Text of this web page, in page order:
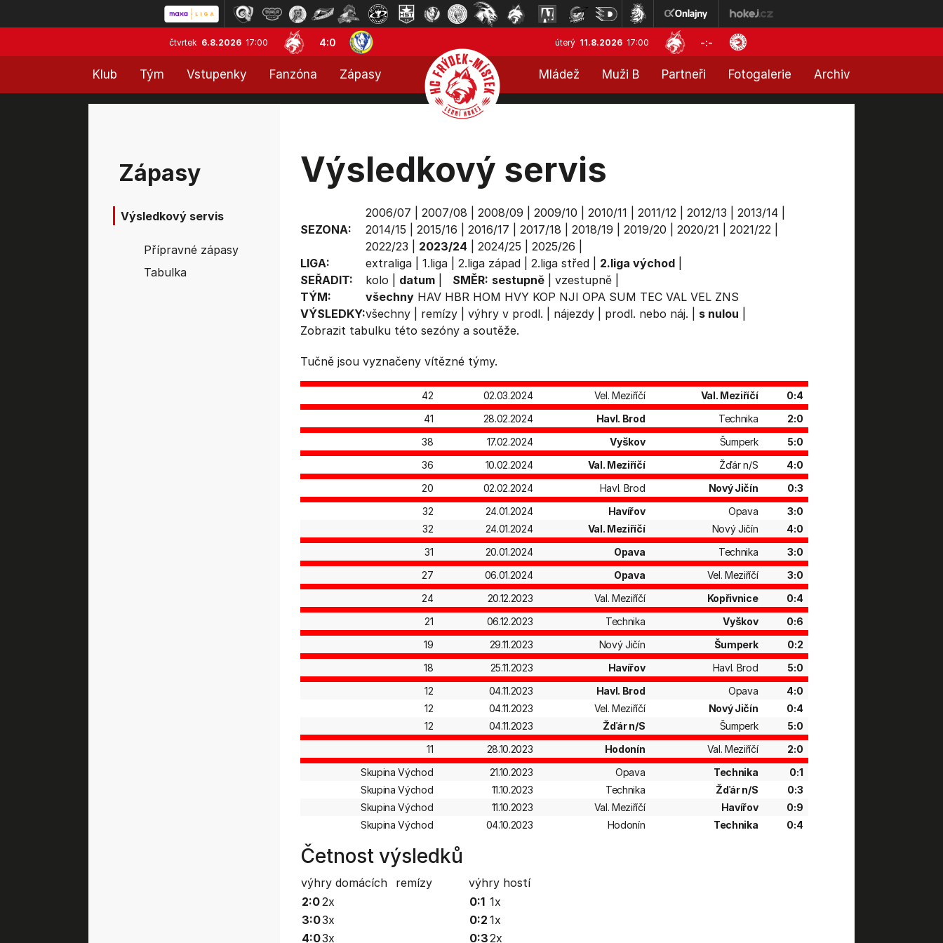
čtvrtek 6.8.2026 17:00 4:0 úterý 11.8.2026 17:00 -:-
Klub Tým Vstupenky Fanzóna Zápasy Mládež Muži B Partneři Fotogalerie Archiv
Zápasy
Výsledkový servis
Přípravné zápasy
Tabulka
Výsledkový servis
SEZONA:
2006/07 2007/08 2008/09 2009/10 2010/11 2011/12| 2012/13 2013/14
2014/15
2015/16 2016/17 2017/18 2018/19 2019/20 2020/21 2021/22|
2022/23
2023/24 2024/25 2025/26
LIGA:
extraliga| 1.liga| 2.liga západ| 2.liga střed| 2.liga východ|
SEŘADIT:
kolo datum| SMĚR: sestupně| vzestupně|
TÝM:
všechny HAV HBR HOM HVY KOP NJI OPA SUM TEC VAL VEL ZNS
VÝSLEDKY:všechny| remízy| výhry v prodl. nájezdy| prodl. nebo náj. s nulou
Zobrazit tabulkutéto sezóny a soutěže.
Tučně jsou vyznačeny vítězné týmy.
42 02.03.2024 Vel. Meziříčí Val. Meziříčí
0:4
41
28.02.2024 Havl. Brod Technika
2:0
38
17.02.2024 Vyškov Šumperk
5:0
36
10.02.2024 Val. Meziříčí Žďár n/S
4:0
20
02.02.2024 Havl. Brod Nový Jičín
0:3
32
24.01.2024 Havířov Opava
3:0
32
24.01.2024 Val. Meziříčí Nový Jičín
4:0
31
20.01.2024 Opava Technika
3:0
27
06.01.2024 Opava Vel. Meziříčí
3:0
24
20.12.2023 Val. Meziříčí Kopřivnice
0:4
21
06.12.2023 Technika Vyškov
0:6
19
29.11.2023 Nový Jičín Šumperk
0:2
18
25.11.2023 Havířov Havl. Brod
5:0
12
04.11.2023 Havl. Brod Opava
4:0
12
04.11.2023 Vel. Meziříčí Nový Jičín
0:4
12
04.11.2023 Žďár n/S Šumperk
5:0
11
28.10.2023 Hodonín Val. Meziříčí
2:0
Skupina Východ
21.10.2023 Opava Technika
0:1
Skupina Východ
11.10.2023 Technika Žďár n/S
0:3
Skupina Východ
11.10.2023 Val. Meziříčí Havířov
0:9
Skupina Východ
04.10.2023 Hodonín Technika 0:4
Četnost výsledků
výhry domácích remízy
výhry hostí
2:02x
3:03x
4:03x
0:1 1x
0:2 1x
0:32x